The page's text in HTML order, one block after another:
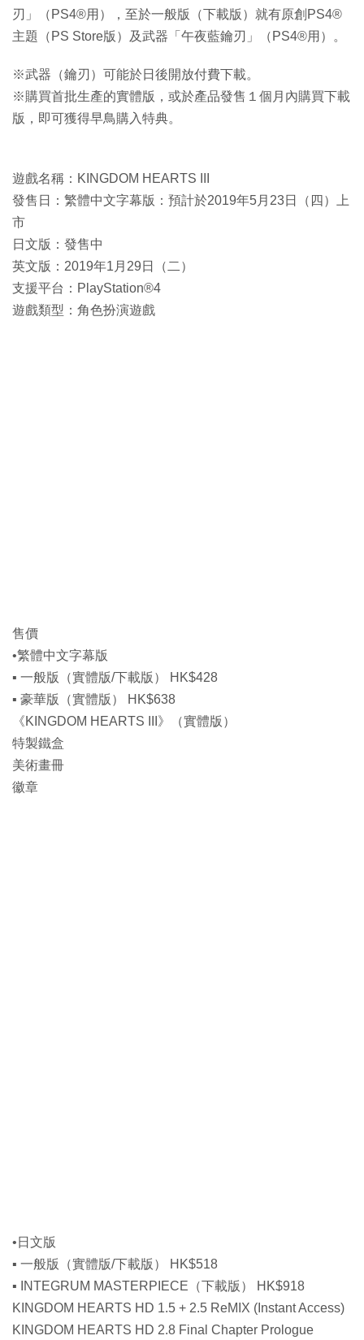
刃」（PS4®用），至於一般版（下載版）就有原創PS4®
主題（PS Store版）及武器「午夜藍鑰刃」（PS4®用）。
※武器（鑰刃）可能於日後開放付費下載。
※購買首批生產的實體版，或於產品發售１個月內購買下載
版，即可獲得早鳥購入特典。
遊戲名稱：KINGDOM HEARTS III
發售日：繁體中文字幕版：預計於2019年5月23日（四）上
市
日文版：發售中
英文版：2019年1月29日（二）
支援平台：PlayStation®4
遊戲類型：角色扮演遊戲
售價
•繁體中文字幕版
▪ 一般版（實體版/下載版） HK$428
▪ 豪華版（實體版） HK$638
《KINGDOM HEARTS III》（實體版）
特製鐵盒
美術畫冊
徽章
•日文版
▪ 一般版（實體版/下載版） HK$518
▪ INTEGRUM MASTERPIECE（下載版） HK$918
KINGDOM HEARTS HD 1.5 + 2.5 ReMIX (Instant Access)
KINGDOM HEARTS HD 2.8 Final Chapter Prologue